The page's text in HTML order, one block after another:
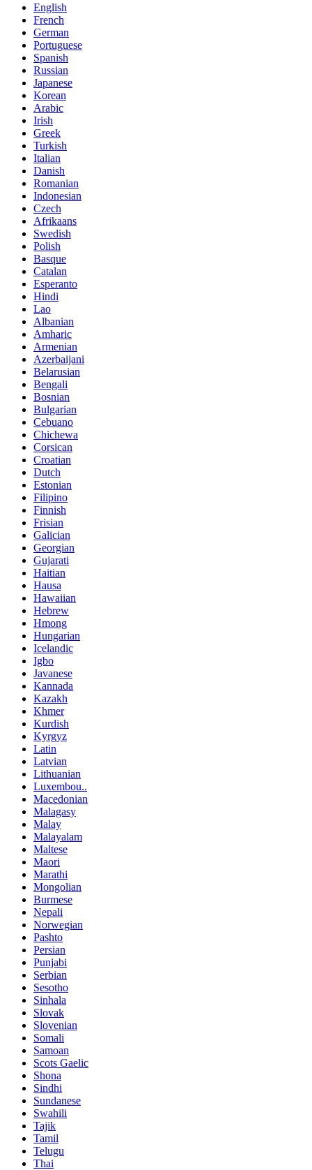
English
French
German
Portuguese
Spanish
Russian
Japanese
Korean
Arabic
Irish
Greek
Turkish
Italian
Danish
Romanian
Indonesian
Czech
Afrikaans
Swedish
Polish
Basque
Catalan
Esperanto
Hindi
Lao
Albanian
Amharic
Armenian
Azerbaijani
Belarusian
Bengali
Bosnian
Bulgarian
Cebuano
Chichewa
Corsican
Croatian
Dutch
Estonian
Filipino
Finnish
Frisian
Galician
Georgian
Gujarati
Haitian
Hausa
Hawaiian
Hebrew
Hmong
Hungarian
Icelandic
Igbo
Javanese
Kannada
Kazakh
Khmer
Kurdish
Kyrgyz
Latin
Latvian
Lithuanian
Luxembou..
Macedonian
Malagasy
Malay
Malayalam
Maltese
Maori
Marathi
Mongolian
Burmese
Nepali
Norwegian
Pashto
Persian
Punjabi
Serbian
Sesotho
Sinhala
Slovak
Slovenian
Somali
Samoan
Scots Gaelic
Shona
Sindhi
Sundanese
Swahili
Tajik
Tamil
Telugu
Thai